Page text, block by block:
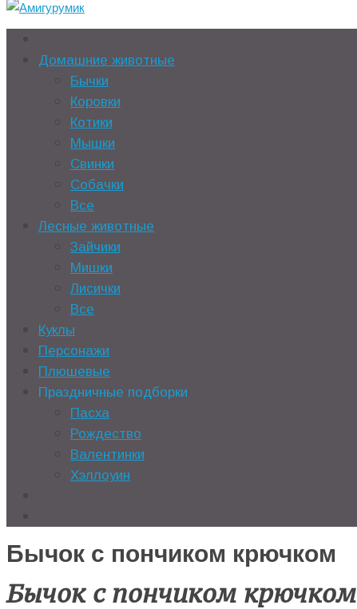
Домашние животные
Бычки
Коровки
Котики
Мышки
Свинки
Собачки
Все
Лесные животные
Зайчики
Мишки
Лисички
Все
Куклы
Персонажи
Плюшевые
Праздничные подборки
Пасха
Рождество
Валентинки
Хэллоуин
Бычок с пончиком крючком
Бычок с пончиком крючком